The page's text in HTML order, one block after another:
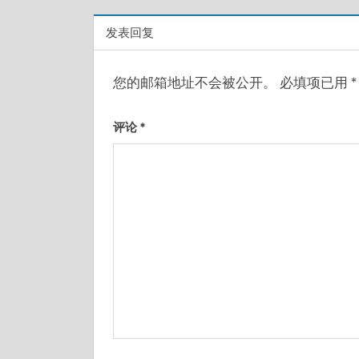
航
发表回复
您的邮箱地址不会被公开。 必填项已用 *
评论*